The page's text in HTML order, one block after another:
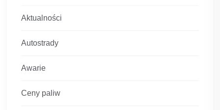
Aktualności
Autostrady
Awarie
Ceny paliw